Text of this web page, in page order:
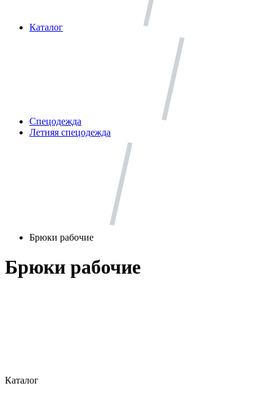
Каталог
Спецодежда
Летняя спецодежда
Брюки рабочие
Брюки рабочие
Каталог